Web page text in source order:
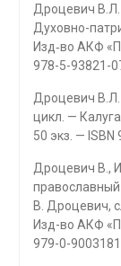
Дроцевич В.Л.
Духовно-
Изд‑во АКФ
978-5-93821-
Дроцевич
цикл. —
50 экз. — ISBN
Дроцевич В.,
В. Дроцевич,
Изд-во АКФ
979-0-